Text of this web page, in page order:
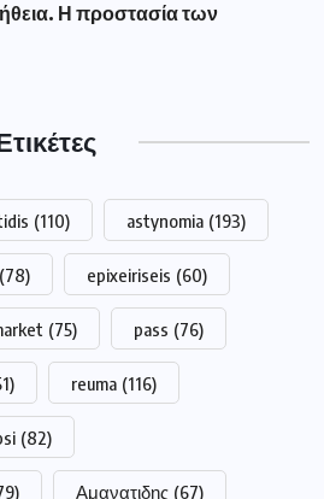
Η προστασία των
(110) astynomia (193)
(78) epixeiriseis (60)
(75) pass (76)
reuma (116)
(82)
Αμανατιδης (67)